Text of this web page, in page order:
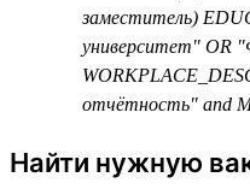
заместитель)
университет" OR
отчётность" and
Найти нужную